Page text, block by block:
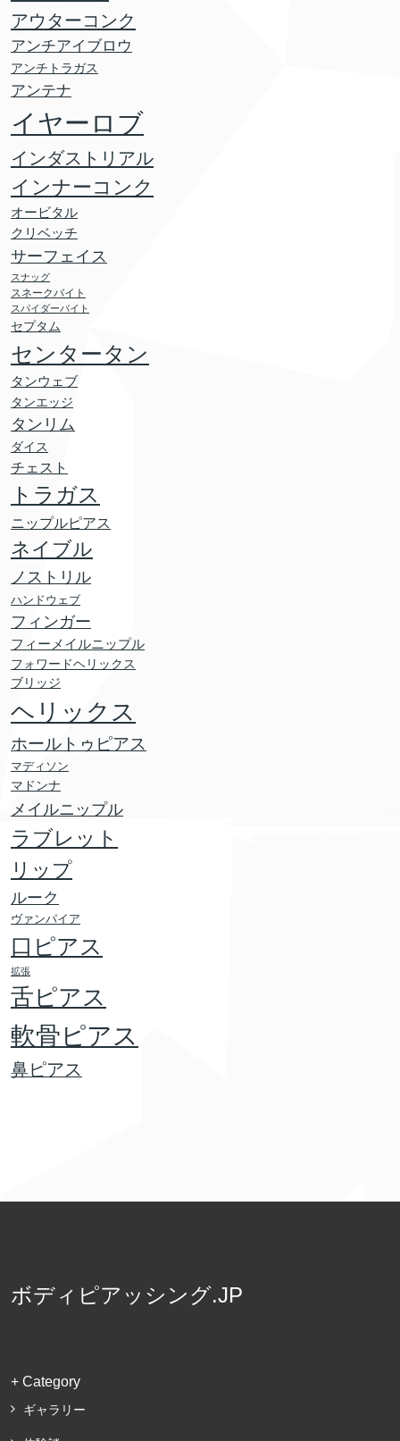
アウターコンク
アンチアイブロウ
アンチトラガス
アンテナ
イヤーロブ
インダストリアル
インナーコンク
オービタル
クリベッチ
サーフェイス
スナッグ
スネークバイト
スパイダーバイト
セプタム
センタータン
タンウェブ
タンエッジ
タンリム
ダイス
チェスト
トラガス
ニップルピアス
ネイブル
ノストリル
ハンドウェブ
フィンガー
フィーメイルニップル
フォワードヘリックス
ブリッジ
ヘリックス
ホールトゥピアス
マディソン
マドンナ
メイルニップル
ラブレット
リップ
ルーク
ヴァンパイア
口ピアス
拡張
舌ピアス
軟骨ピアス
鼻ピアス
ボディピアッシング.JP
+ Category
ギャラリー